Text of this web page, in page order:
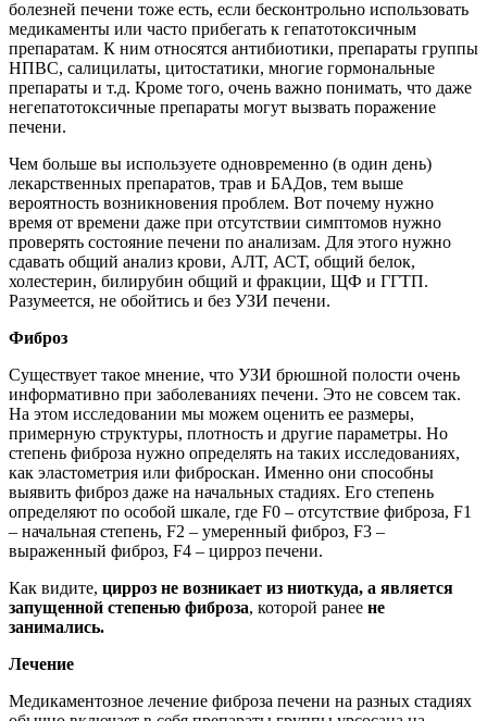
болезней печени тоже есть, если бесконтрольно использовать
медикаменты или часто прибегать к гепатотоксичным
препаратам. К ним относятся антибиотики, препараты группы
НПВС, салицилаты, цитостатики, многие гормональные
препараты и т.д. Кроме того, очень важно понимать, что даже
негепатотоксичные препараты могут вызвать поражение
печени.
Чем больше вы используете одновременно (в один день)
лекарственных препаратов, трав и БАДов, тем выше
вероятность возникновения проблем. Вот почему нужно
время от времени даже при отсутствии симптомов нужно
проверять состояние печени по анализам. Для этого нужно
сдавать общий анализ крови, АЛТ, АСТ, общий белок,
холестерин, билирубин общий и фракции, ЩФ и ГГТП.
Разумеется, не обойтись и без УЗИ печени.
Фиброз
Существует такое мнение, что УЗИ брюшной полости очень
информативно при заболеваниях печени. Это не совсем так.
На этом исследовании мы можем оценить ее размеры,
примерную структуры, плотность и другие параметры. Но
степень фиброза нужно определять на таких исследованиях,
как эластометрия или фиброскан. Именно они способны
выявить фиброз даже на начальных стадиях. Его степень
определяют по особой шкале, где F0 – отсутствие фиброза, F1
– начальная степень, F2 – умеренный фиброз, F3 –
выраженный фиброз, F4 – цирроз печени.
Как видите, цирроз не возникает из ниоткуда, а является
запущенной степенью фиброза, которой ранее не
занимались.
Лечение
Медикаментозное лечение фиброза печени на разных стадиях